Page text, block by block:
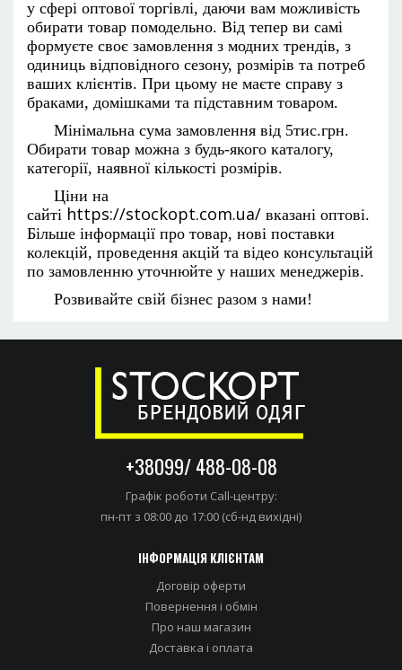
у сфері оптової торгівлі, даючи вам можливість
обирати товар помодельно. Від тепер ви самі
формуєте своє замовлення з модних трендів, з
одиниць відповідного сезону, розмірів та потреб
ваших клієнтів. При цьому не маєте справу з
браками, домішками та підставним товаром.
Мінімальна сума замовлення від 5тис.грн.
Обирати товар можна з будь-якого каталогу,
категорії, наявної кількості розмірів.
Ціни на
сайті https://stockopt.com.ua/ вказані оптові.
Більше інформації про товар, нові поставки
колекцій, проведення акцій та відео консультацій
по замовленню уточнюйте у наших менеджерів.
Розвивайте свій бізнес разом з нами!
+38099/ 488-08-08
Графік роботи Call-центру:
пн-пт з 08:00 до 17:00 (сб-нд вихідні)
ІНФОРМАЦІЯ КЛІЄНТАМ
Договір оферти
Повернення і обмін
Про наш магазин
Доставка i оплата